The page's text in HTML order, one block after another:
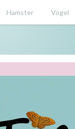
Hamster Vögel